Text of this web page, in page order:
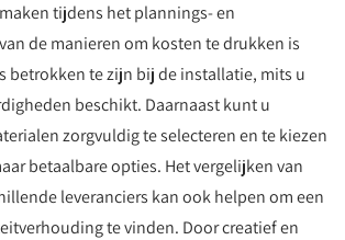
tijdens het plannings- en
de manieren om kosten te drukken is
betrokken te zijn bij de installatie, mits u
beschikt. Daarnaast kunt u
zorgvuldig te selecteren en te kiezen
betaalbare opties. Het vergelijken van
leveranciers kan ook helpen om een
te vinden. Door creatief en